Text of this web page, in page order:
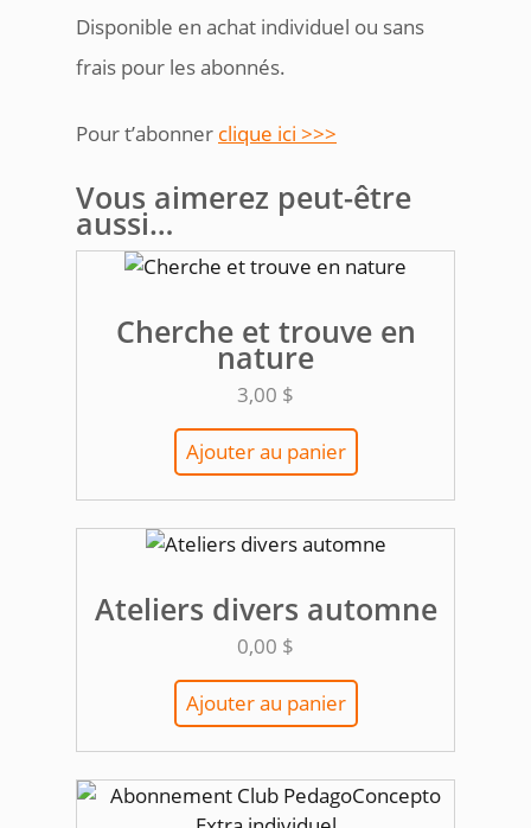
Disponible en achat individuel ou sans
frais pour les abonnés.
Pour t’abonner clique ici >>>
Vous aimerez peut-être
aussi…
Cherche et trouve en
nature
3,00 $
Ajouter au panier
Ateliers divers automne
0,00 $
Ajouter au panier